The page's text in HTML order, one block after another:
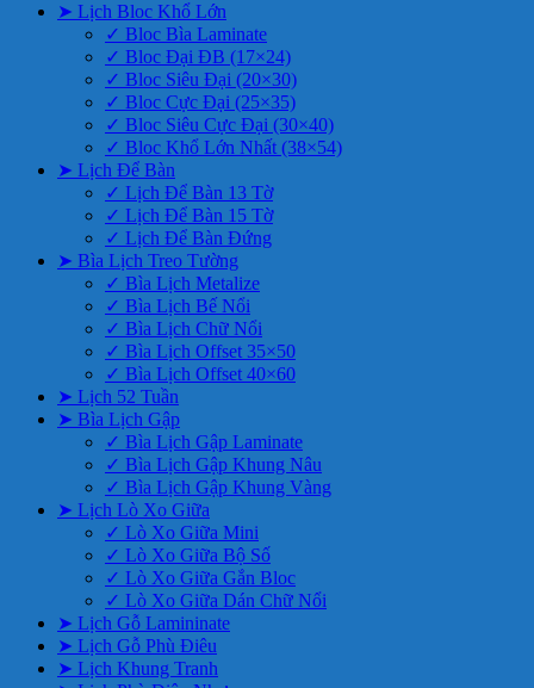
➤ Lịch Bloc Khổ Lớn
✓ Bloc Bìa Laminate
✓ Bloc Đại ĐB (17×24)
✓ Bloc Siêu Đại (20×30)
✓ Bloc Cực Đại (25×35)
✓ Bloc Siêu Cực Đại (30×40)
✓ Bloc Khổ Lớn Nhất (38×54)
➤ Lịch Để Bàn
✓ Lịch Để Bàn 13 Tờ
✓ Lịch Để Bàn 15 Tờ
✓ Lịch Để Bàn Đứng
➤ Bìa Lịch Treo Tường
✓ Bìa Lịch Metalize
✓ Bìa Lịch Bế Nổi
✓ Bìa Lịch Chữ Nổi
✓ Bìa Lịch Offset 35×50
✓ Bìa Lịch Offset 40×60
➤ Lịch 52 Tuần
➤ Bìa Lịch Gập
✓ Bìa Lịch Gập Laminate
✓ Bìa Lịch Gập Khung Nâu
✓ Bìa Lịch Gập Khung Vàng
➤ Lịch Lò Xo Giữa
✓ Lò Xo Giữa Mini
✓ Lò Xo Giữa Bộ Số
✓ Lò Xo Giữa Gắn Bloc
✓ Lò Xo Giữa Dán Chữ Nổi
➤ Lịch Gỗ Lamininate
➤ Lịch Gỗ Phù Điêu
➤ Lịch Khung Tranh